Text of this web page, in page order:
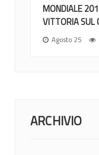
MONDIALE
VITTORIA SUL
Agosto 25
ARCHIVIO